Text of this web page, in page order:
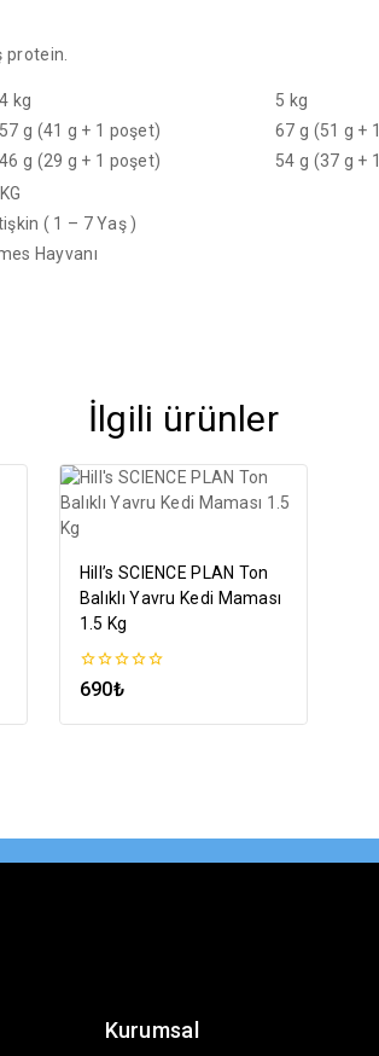
protein.
4 kg 5 kg
57 g (41 g + 1 poşet) 67 g (51 g +
46 g (29 g + 1 poşet) 54 g (37 g +
( 1 – 7 Yaş )
Hayvanı
İlgili ürünler
Hill’s SCIENCE PLAN Ton
Balıklı Yavru Kedi Maması
1.5 Kg
0
5
690₺
Kurumsal